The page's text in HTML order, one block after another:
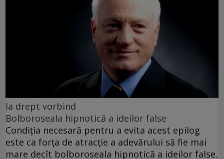
la drept vorbind
Bolboroseala hipnotică a ideilor false
Condiția necesară pentru a evita acest epilog
este ca forța de atracție a adevărului să fie mai
mare decît bolboroseala hipnotică a ideilor false.